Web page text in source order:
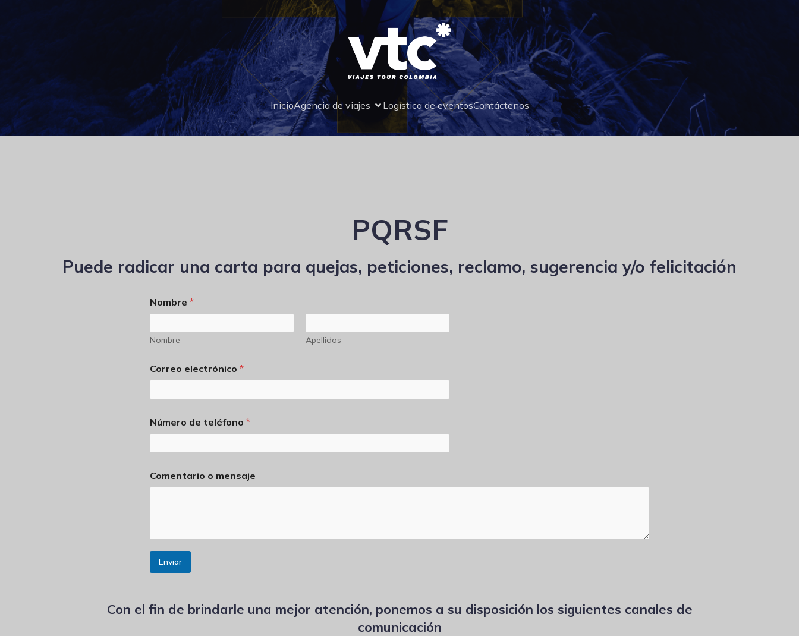
InicioAgencia de viajes Logística de eventosContáctenos
PQRSF
Puede radicar una carta para quejas, peticiones, reclamo, sugerencia y/o felicitación
Nombre *
Nombre Apellidos
Correo electrónico *
C
o
e
o
e
o
Número de teléfono *
Comentario o mensaje
Enviar
Con el fin de brindarle una mejor atención, ponemos a su disposición los siguientes canales de
comunicación